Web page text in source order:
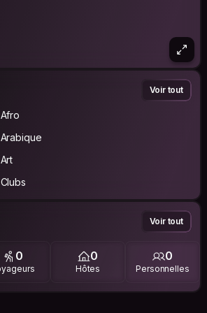
Voir tout
Voir tout
0 0
Hôtes
0
Personnelles